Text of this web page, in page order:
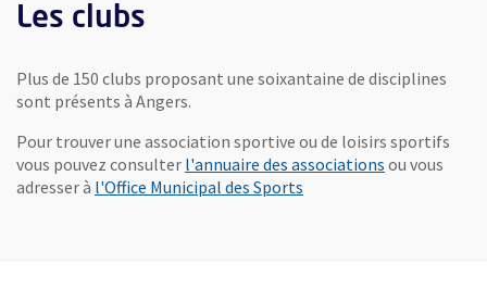
Les clubs
Plus de 150 clubs proposant une soixantaine de disciplines
sont présents à Angers.
Pour trouver une association sportive ou de loisirs sportifs
vous pouvez consulter l'annuaire des associations ou vous
adresser à l'Office Municipal des Sports